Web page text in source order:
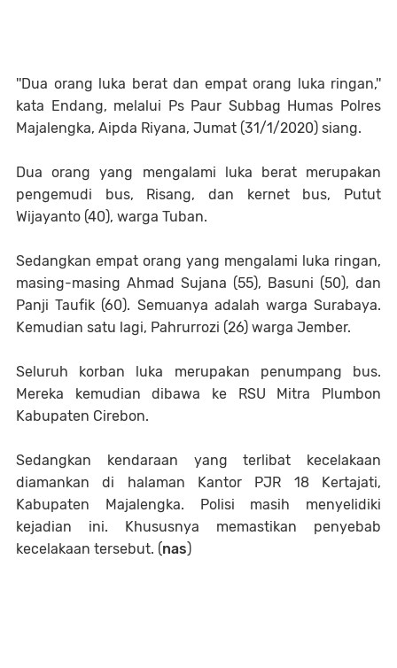
''Dua orang luka berat dan empat orang luka ringan,''
kata Endang, melalui Ps Paur Subbag Humas Polres
Majalengka, Aipda Riyana, Jumat (31/1/2020) siang.
Dua orang yang mengalami luka berat merupakan
pengemudi bus, Risang, dan kernet bus, Putut
Wijayanto (40), warga Tuban.
Sedangkan empat orang yang mengalami luka ringan,
masing-masing Ahmad Sujana (55), Basuni (50), dan
Panji Taufik (60). Semuanya adalah warga Surabaya.
Kemudian satu lagi, Pahrurrozi (26) warga Jember.
Seluruh korban luka merupakan penumpang bus.
Mereka kemudian dibawa ke RSU Mitra Plumbon
Kabupaten Cirebon.
Sedangkan kendaraan yang terlibat kecelakaan
diamankan di halaman Kantor PJR 18 Kertajati,
Kabupaten Majalengka. Polisi masih menyelidiki
kejadian ini. Khususnya memastikan penyebab
kecelakaan tersebut. (nas)